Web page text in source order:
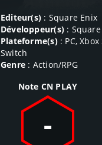
Editeur(s) : Square Enix
Développeur(s): Square
Plateforme(s): PC, Xbox
Switch
Genre : Action/RPG
Note CN PLAY
-